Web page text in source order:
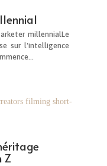
millennialLe
sur l'intelligence
Z